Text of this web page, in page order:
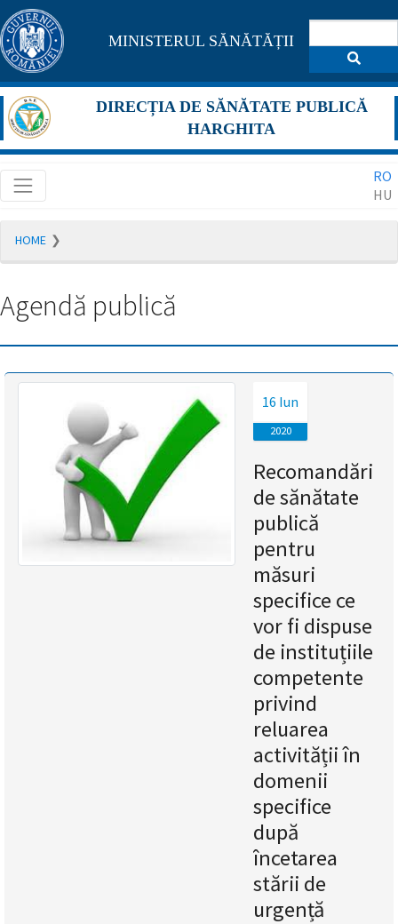
Pagina
maghiară
se
află
în
construcție
Redirecționare
română
în
secunde.
magyar
nyelvű
oldal
fejlesztés
MINISTERUL SĂNĂTĂȚII
DIRECȚIA DE SĂNĂTATE PUBLICĂ
HARGHITA
RO
HU
HOME
Agendă publică
16 Iun
2020
Recomandări
de sănătate
publică
pentru
măsuri
specifice ce
vor fi dispuse
de instituțiile
competente
privind
reluarea
activității în
domenii
specifice
după
încetarea
stării de
urgență